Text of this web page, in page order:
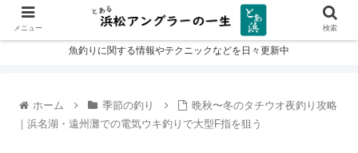
魚釣りに関する情報やテクニックなどを日々更新中
ホーム 季節の釣り
晩秋〜冬のタチウオ夜釣り攻略
｜浜名湖・遠州灘での電気ウキ釣りで大型F指を狙う
メニュー 検索